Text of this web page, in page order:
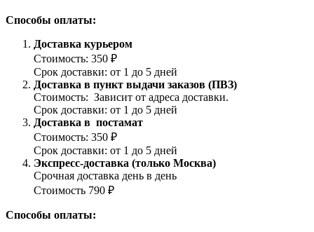
Способы оплаты:
Доставка курьером
Стоимость: 350 ₽
Срок доставки: от 1 до 5 дней
Доставка в пункт выдачи заказов (ПВЗ)
Стоимость: Зависит от адреса доставки.
Срок доставки: от 1 до 5 дней
Доставка в постамат
Стоимость: 350 ₽
Срок доставки: от 1 до 5 дней
Экспресс-доставка (только Москва)
Срочная доставка день в день
Стоимость 790 ₽
Способы оплаты: